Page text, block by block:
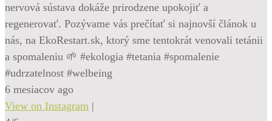
nervová sústava dokáže prirodzene upokojiť a
regenerovať. Pozývame vás prečítať si najnovší článok u
nás, na EkoRestart.sk, ktorý sme tentokrát venovali tetánii
a spomaleniu 🌱 #ekologia #tetania #spomalenie
#udrzatelnost #welbeing
6 mesiacov ago
View on Instagram |